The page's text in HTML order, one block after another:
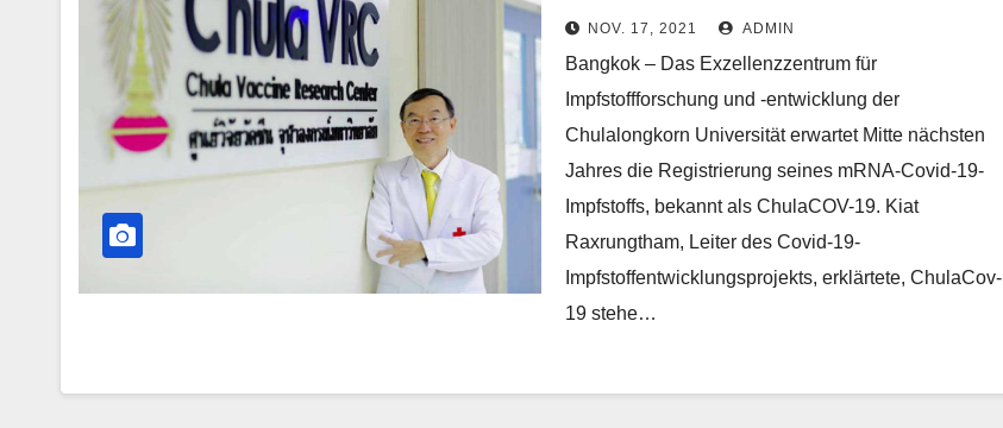
NOV. 17, 2021 ADMIN
Bangkok – Das Exzellenzzentrum für
Impfstoffforschung und -entwicklung der
Chulalongkorn Universität erwartet Mitte nächsten
Jahres die Registrierung seines mRNA-Covid-19-
Impfstoffs, bekannt als ChulaCOV-19. Kiat
Raxrungtham, Leiter des Covid-19-
Impfstoffentwicklungsprojekts, erklärtete, ChulaCov-
19 stehe…